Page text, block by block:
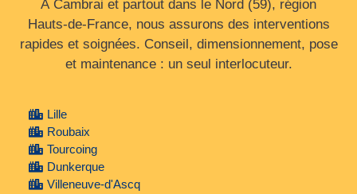
À Cambrai et partout dans le Nord (59), région
Hauts‑de‑France, nous assurons des interventions
rapides et soignées. Conseil, dimensionnement, pose
et maintenance : un seul interlocuteur.
Lille
Roubaix
Tourcoing
Dunkerque
Villeneuve-d'Ascq